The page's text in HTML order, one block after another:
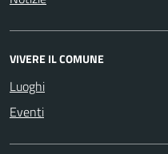
VIVERE IL COMUNE
Luoghi
Eventi